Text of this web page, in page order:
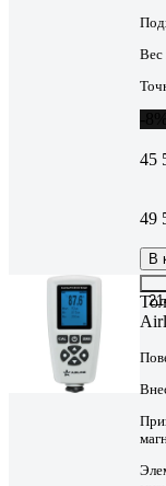
Вес
45
49
В